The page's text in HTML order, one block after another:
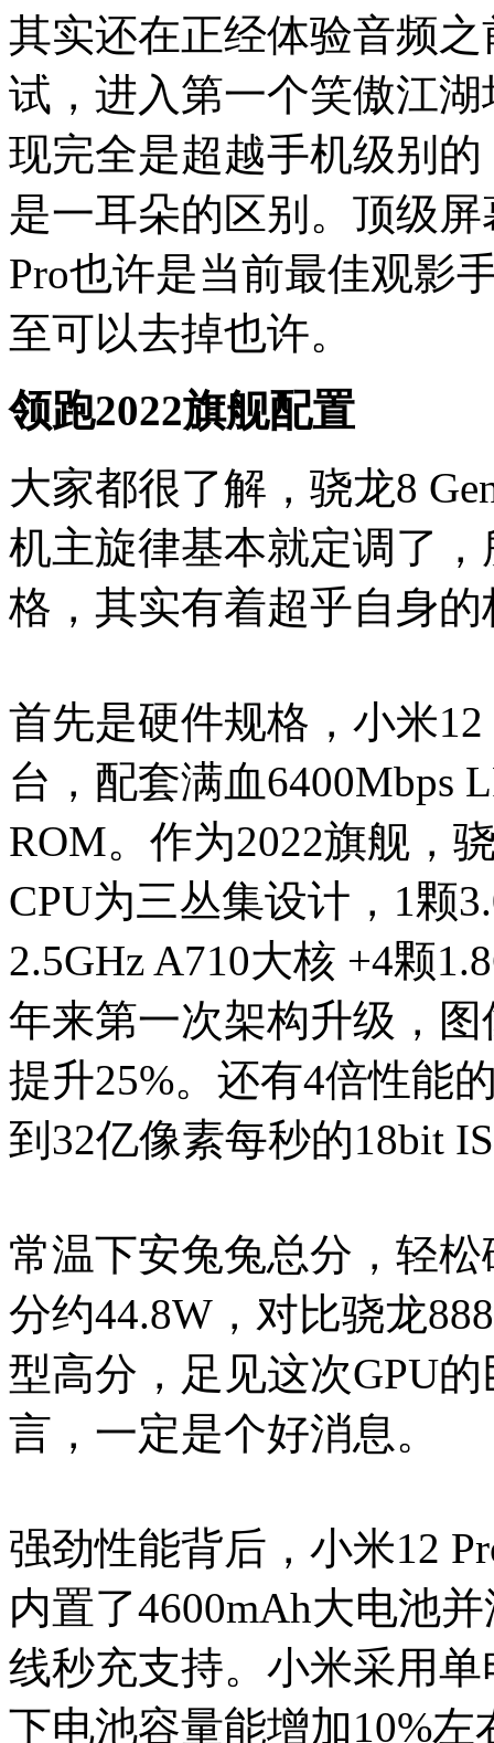
其实还在正经体验音频
试，进入第一个笑傲江
现完全是超越手机级别
是一耳朵的区别。顶级
Pro也许是当前最佳观影
至可以去掉也许。
领跑2022旗舰配置
大家都很了解，骁龙8
机主旋律基本就定调了
格，其实有着超乎自身
首先是硬件规格，小米
台，配套满血6400Mbps
ROM。作为2022旗舰，
CPU为三丛集设计，1颗
2.5GHz A710大核 +4颗
年来第一次架构升级，
提升25%。还有4倍性能
到32亿像素每秒的18bit
常温下安兔兔总分，轻
分约44.8W，对比骁龙
型高分，足见这次GPU
言，一定是个好消息。
强劲性能背后，小米12
内置了4600mAh大电池
线秒充支持。小米采用
下电池容量能增加10%